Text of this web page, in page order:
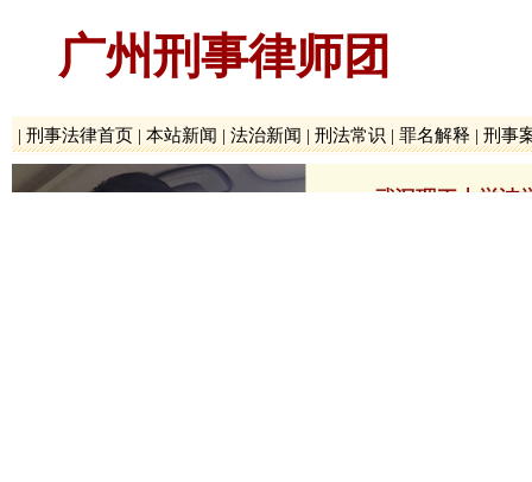
广州刑事律师团
| 刑事法律首页 | 本站新闻 | 法治新闻 | 刑法常识 | 罪名解释 | 刑事